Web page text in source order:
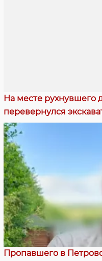
На месте рухнувшего
перевернулся
Пропавшего в